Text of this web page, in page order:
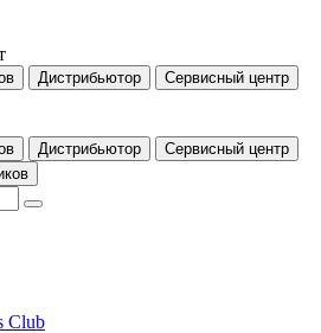
Дистрибьютор Сервисный центр
Дистрибьютор
Сервисный центр
Club